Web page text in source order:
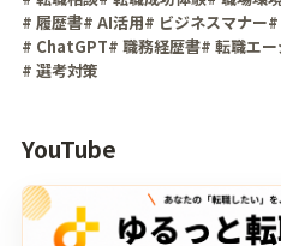
# 履歴書# AI活用# ビジネスマナー
# ChatGPT# 職務経歴書# 転職エー
# 選考対策
YouTube